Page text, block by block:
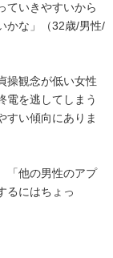
ていきやすいから
かな」（32歳/男性/
操観念が低い女性
電を逃してしまう
すい傾向にありま
「他の男性のアプ
るにはちょっ